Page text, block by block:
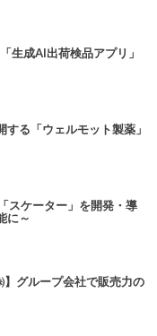
生成AI出荷検品アプリ」
る「ウェルモット製薬」
スケーター」を開発・導
に～
】グループ会社で販売力の